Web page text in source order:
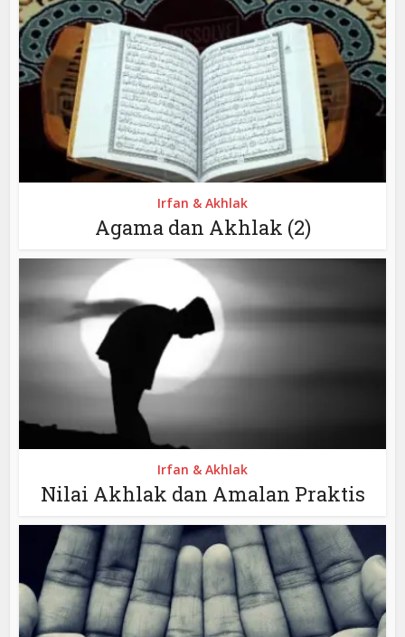
Irfan & Akhlak
Agama dan Akhlak (2)
Irfan & Akhlak
Nilai Akhlak dan Amalan Praktis